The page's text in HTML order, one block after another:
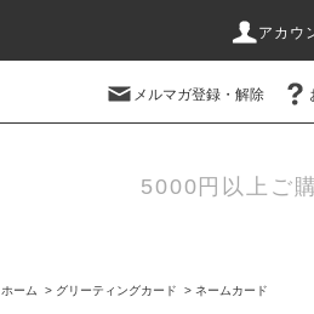
アカウ
メルマガ登録・解除
5000円以上ご
ホーム > グリーティングカード > ネームカード